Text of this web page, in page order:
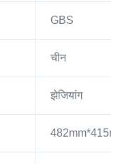
GBS
चीन
झेजियांग